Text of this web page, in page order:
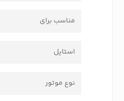
مناسب برای
استایل
نوع موتور